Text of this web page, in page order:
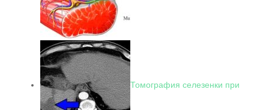
Томография селезенки при